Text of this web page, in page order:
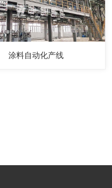
涂料自动化产线